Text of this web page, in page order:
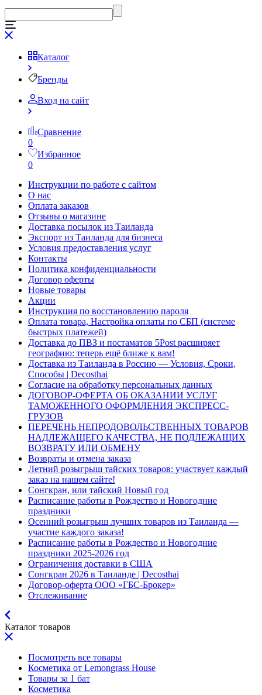
Каталог
Бренды
Вход на сайт
Сравнение
0
Избранное
0
Инструкции по работе с сайтом
О нас
Оплата заказов
Отзывы о магазине
Доставка посылок из Таиланда
Экспорт из Таиланда для бизнеса
Условия предоставления услуг
Контакты
Политика конфиденциальности
Договор оферты
Новые товары
Акции
Инструкция по восстановлению пароля
Оплата товара, Настройка оплаты по СБП (системе
быстрых платежей)
Доставка до ПВЗ и постаматов 5Post расширяет
географию: теперь ещё ближе к вам!
Доставка из Таиланда в Россию — Условия, Сроки,
Способы | Decosthai
Согласие на обработку персональных данных
ДОГОВОР-ОФЕРТА ОБ ОКАЗАНИИ УСЛУГ
ТАМОЖЕННОГО ОФОРМЛЕНИЯ ЭКСПРЕСС-
ГРУЗОВ
ПЕРЕЧЕНЬ НЕПРОДОВОЛЬСТВЕННЫХ ТОВАРОВ
НАДЛЕЖАЩЕГО КАЧЕСТВА, НЕ ПОДЛЕЖАЩИХ
ВОЗВРАТУ ИЛИ ОБМЕНУ
Возвраты и отмена заказа
Летний розыгрыш тайских товаров: участвует каждый
заказ на нашем сайте!
Сонгкран, или тайский Новый год
Расписание работы в Рождество и Новогодние
праздники
Осенний розыгрыш лучших товаров из Таиланда —
участие каждого заказа!
Расписание работы в Рождество и Новогодние
праздники 2025-2026 год
Ограничения доставки в США
Сонгкран 2026 в Таиланде | Decosthai
Договор-оферта ООО «ГБС-Брокер»
Отслеживание
Каталог товаров
Посмотреть все товары
Косметика от Lemongrass House
Товары за 1 бат
Косметика